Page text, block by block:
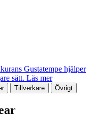
Gustatempe hjälper
sätt. Läs mer
Tillverkare Övrigt